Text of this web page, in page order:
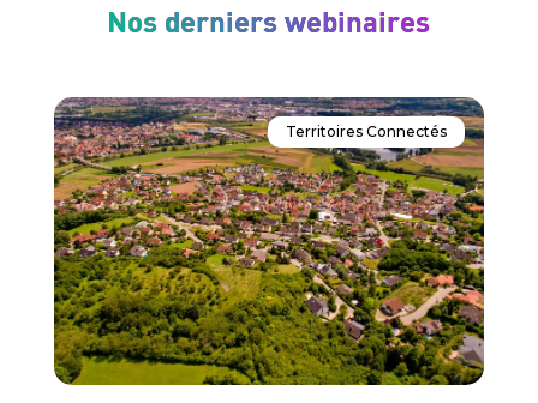
Nos derniers webinaires
Territoires Connectés